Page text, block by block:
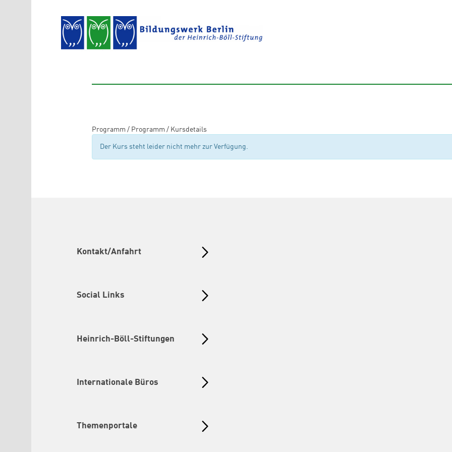
Programm / Programm / Kursdetails
Der Kurs steht leider nicht mehr zur Verfügung.
Kontakt/Anfahrt
Social Links
Heinrich-Böll-Stiftungen
Internationale Büros
Themenportale